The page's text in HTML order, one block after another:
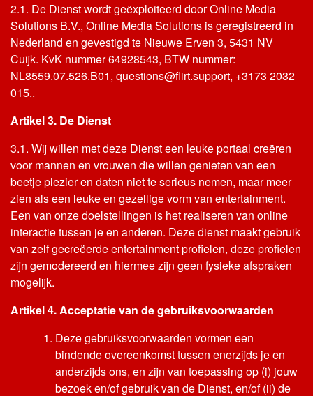
2.1. De Dienst wordt geëxploiteerd door Online Media
Solutions B.V., Online Media Solutions is geregistreerd in
Nederland en gevestigd te Nieuwe Erven 3, 5431 NV
Cuijk. KvK nummer 64928543, BTW nummer:
NL8559.07.526.B01, questions@flirt.support, +3173 2032
015..
Artikel 3. De Dienst
3.1. Wij willen met deze Dienst een leuke portaal creëren
voor mannen en vrouwen die willen genieten van een
beetje plezier en daten niet te serieus nemen, maar meer
zien als een leuke en gezellige vorm van entertainment.
Een van onze doelstellingen is het realiseren van online
interactie tussen je en anderen. Deze dienst maakt gebruik
van zelf gecreëerde entertainment profielen, deze profielen
zijn gemodereerd en hiermee zijn geen fysieke afspraken
mogelijk.
Artikel 4. Acceptatie van de gebruiksvoorwaarden
Deze gebruiksvoorwaarden vormen een
bindende overeenkomst tussen enerzijds je en
anderzijds ons, en zijn van toepassing op (i) jouw
bezoek en/of gebruik van de Dienst, en/of (ii) de